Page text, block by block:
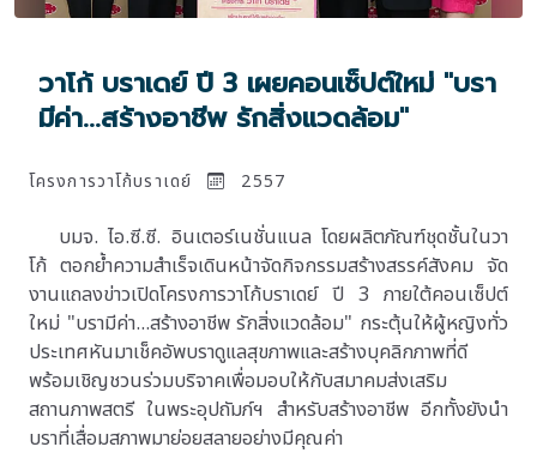
วาโก้ บราเดย์ ปี 3 เผยคอนเซ็ปต์ใหม่ "บรา
มีค่า...สร้างอาชีพ รักสิ่งแวดล้อม"
โครงการวาโก้บราเดย์ 2557
บมจ. ไอ.ซี.ซี. อินเตอร์เนชั่นแนล โดยผลิตภัณฑ์ชุดชั้นในวา
โก้ ตอกย้ำความสำเร็จเดินหน้าจัดกิจกรรมสร้างสรรค์สังคม จัด
งานแถลงข่าวเปิดโครงการวาโก้บราเดย์ ปี 3 ภายใต้คอนเซ็ปต์
ใหม่ "บรามีค่า...สร้างอาชีพ รักสิ่งแวดล้อม" กระตุ้นให้ผู้หญิงทั่ว
ประเทศหันมาเช็คอัพบราดูแลสุขภาพและสร้างบุคลิกภาพที่ดี
พร้อมเชิญชวนร่วมบริจาคเพื่อมอบให้กับสมาคมส่งเสริม
สถานภาพสตรี ในพระอุปถัมภ์ฯ สำหรับสร้างอาชีพ อีกทั้งยังนำ
บราที่เสื่อมสภาพมาย่อยสลายอย่างมีคุณค่า